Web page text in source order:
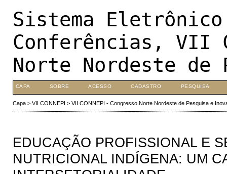
Sistema
Conferências, VII
Norte Nordeste de
CAPA SOBRE ACESSO CADASTRO PESQUISA
Capa> VII CONNEPI > VII CONNEPI - Congresso Norte Nordeste de Pesquisa e
EDUCAÇÃO PROFISSIONAL E
NUTRICIONAL INDÍGENA: UM